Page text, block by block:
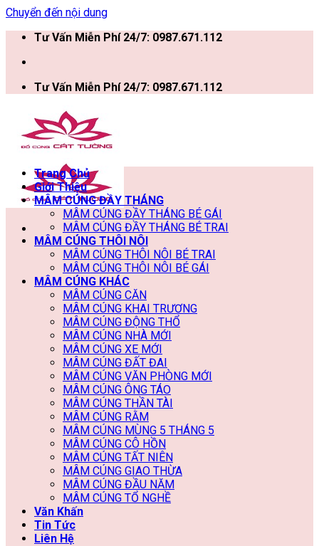
Chuyển đến nội dung
Tư Vấn Miễn Phí 24/7: 0987.671.112
Tư Vấn Miễn Phí 24/7: 0987.671.112
Trang Chủ
Giới Thiệu
MÂM CÚNG ĐẦY THÁNG
MÂM CÚNG ĐẦY THÁNG BÉ GÁI
MÂM CÚNG ĐẦY THÁNG BÉ TRAI
MÂM CÚNG THÔI NÔI
MÂM CÚNG THÔI NÔI BÉ TRAI
MÂM CÚNG THÔI NÔI BÉ GÁI
MÂM CÚNG KHÁC
MÂM CÚNG CĂN
MÂM CÚNG KHAI TRƯƠNG
MÂM CÚNG ĐỘNG THỔ
MÂM CÚNG NHÀ MỚI
MÂM CÚNG XE MỚI
MÂM CÚNG ĐẤT ĐAI
MÂM CÚNG VĂN PHÒNG MỚI
MÂM CÚNG ÔNG TÁO
MÂM CÚNG THẦN TÀI
MÂM CÚNG RẰM
MÂM CÚNG MÙNG 5 THÁNG 5
MÂM CÚNG CÔ HỒN
MÂM CÚNG TẤT NIÊN
MÂM CÚNG GIAO THỪA
MÂM CÚNG ĐẦU NĂM
MÂM CÚNG TỔ NGHỀ
Văn Khấn
Tin Tức
Liên Hệ